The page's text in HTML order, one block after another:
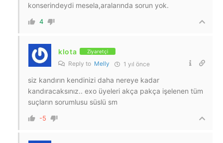
konserindeydi mesela,aralarında sorun yok.
4
klota Ziyaretçi
Reply to Melly 1 yıl önce
siz kandırın kendinizi daha nereye kadar
kandıracaksınız.. exo üyeleri akça pakça işelenen tüm
suçların sorumlusu süslü sm
-5